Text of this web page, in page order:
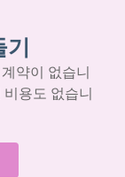
기
약이 없습니
용도 없습니